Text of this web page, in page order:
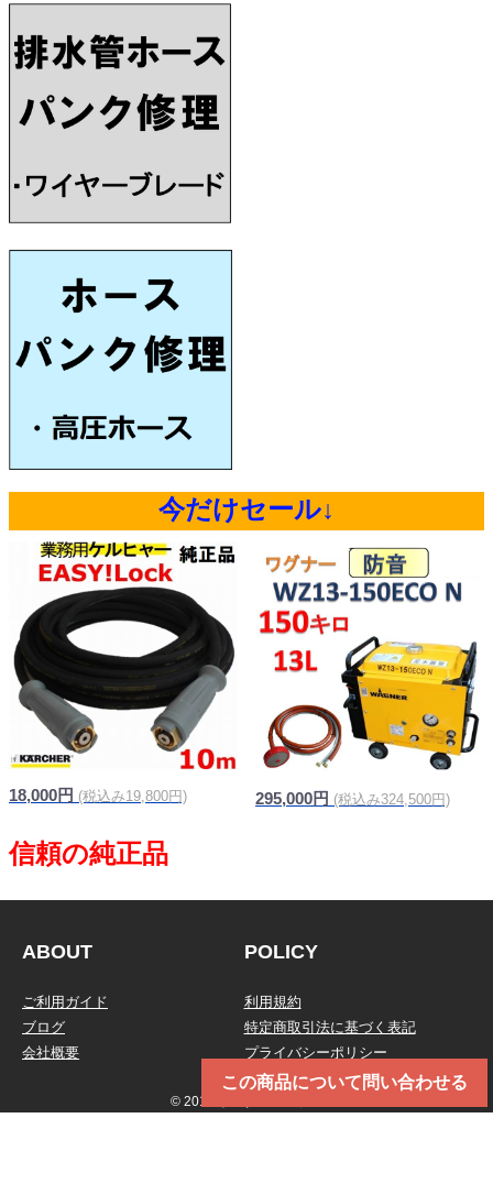
この商品について問い合わせる
今だけセール↓
18,000円 (税込み19,800円) 295,000円 (税込み324,500円)
ABOUT
ご利用ガイド
ブログ
会社概要
POLICY
利用規約
特定商取引法に基づく表記
プライバシーポリシー
© 2019 トータルメンテ